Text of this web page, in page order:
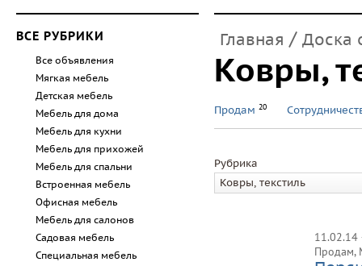
Главная / Доска
Ковры,
Продам 20
Рубрика
Ковры, текстиль
Продам,
ВСЕ РУБРИКИ
Все объявления
Мягкая мебель
Детская мебель
Мебель для дома
Мебель для кухни
Мебель для прихожей
Мебель для спальни
Встроенная мебель
Офисная мебель
Мебель для салонов
Садовая мебель
Специальная мебель